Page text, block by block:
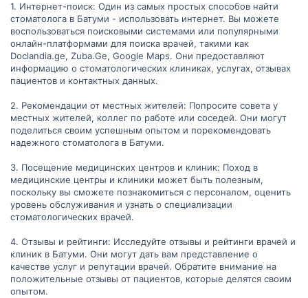
1. Интернет-поиск: Один из самых простых способов найти
стоматолога в Батуми - использовать интернет. Вы можете
воспользоваться поисковыми системами или популярными
онлайн-платформами для поиска врачей, такими как
Doclandia.ge, Zuba.Ge, Google Maps. Они предоставляют
информацию о стоматологических клиниках, услугах, отзывах
пациентов и контактных данных.
2. Рекомендации от местных жителей: Попросите совета у
местных жителей, коллег по работе или соседей. Они могут
поделиться своим успешным опытом и порекомендовать
надежного стоматолога в Батуми.
3. Посещение медицинских центров и клиник: Поход в
медицинские центры и клиники может быть полезным,
поскольку вы сможете познакомиться с персоналом, оценить
уровень обслуживания и узнать о специализации
стоматологических врачей.
4. Отзывы и рейтинги: Исследуйте отзывы и рейтинги врачей и
клиник в Батуми. Они могут дать вам представление о
качестве услуг и репутации врачей. Обратите внимание на
положительные отзывы от пациентов, которые делятся своим
опытом.